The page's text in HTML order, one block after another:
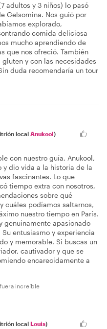
adultos y 3 niños) lo pasó
Gelsomina. Nos guió por
explorado,
comida deliciosa
mucho aprendiendo de
que nos ofreció. También
y con las necesidades
duda recomendaría un tour
local Anukool)
con nuestro guía, Anukool,
y dio vida a la historia de la
fascinantes. Lo que
tiempo extra con nosotros,
sobre qué
cuáles podíamos saltarnos,
nuestro tiempo en París.
genuinamente apasionado
entusiasmo y experiencia
y memorable. Si buscas un
cautivador y que se
encarecidamente a
increíble
local Louis)